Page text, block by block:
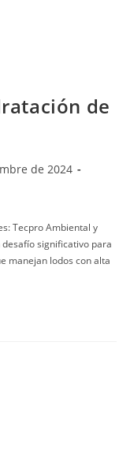
de
de 2024
Tecpro Ambiental y
significativo para
manejan lodos con alta